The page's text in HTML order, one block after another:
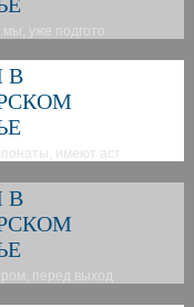
мы, уже подгото
В
имеют аст
В
перед выход